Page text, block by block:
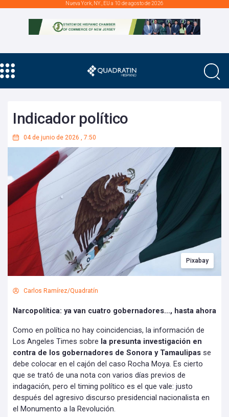
Nueva York, NY., EU a 10 de agosto de 2026
Indicador político
04 de junio de 2026 , 7:50
Pixabay
Carlos Ramírez/Quadratín
Narcopolítica: ya van cuatro gobernadores…, hasta ahora
Como en política no hay coincidencias, la información de
Los Angeles Times sobre la presunta investigación en
contra de los gobernadores de Sonora y Tamaulipas se
debe colocar en el cajón del caso Rocha Moya. Es cierto
que se trató de una nota con varios días previos de
indagación, pero el timing político es el que vale: justo
después del agresivo discurso presidencial nacionalista en
el Monumento a la Revolución.